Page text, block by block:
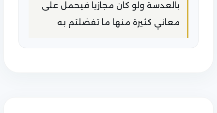
بالعدسة ولو كان مجازيا فيحمل على
معاني كثيرة منها ما تفضلتم به